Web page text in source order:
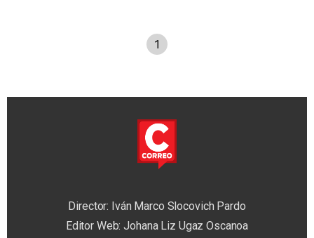
1
Director: Iván Marco Slocovich Pardo
Editor Web: Johana Liz Ugaz Oscanoa